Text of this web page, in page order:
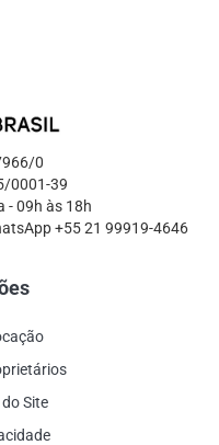
0
0001-39
- 09h às 18h
+55 21 99919-4646
Site